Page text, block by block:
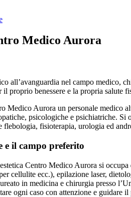
Medico Aurora
all’avanguardia nel campo medico,
il proprio benessere e la propria salute
Medico Aurora un personale medico
psicologiche e psichiatriche.
flebologia, fisioterapia, urologia ed
e il campo preferito
Centro Medico Aurora si
cellulite ecc.), epilazione laser,
in medicina e chirurgia presso
ogni caso con attenzione e guidare